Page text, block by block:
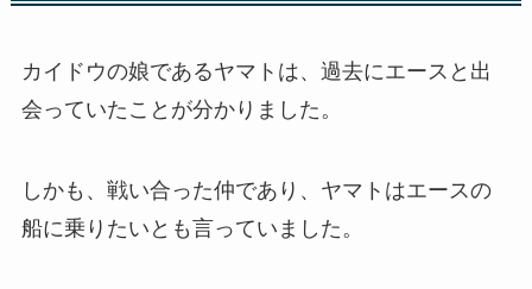
カイドウの娘であるヤマトは、過去にエースと出
会っていたことが分かりました。
しかも、戦い合った仲であり、ヤマトはエースの
船に乗りたいとも言っていました。